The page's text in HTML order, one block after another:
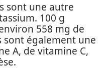
sont une autre
100 g
558 mg de
sont également une
A, de vitamine C,